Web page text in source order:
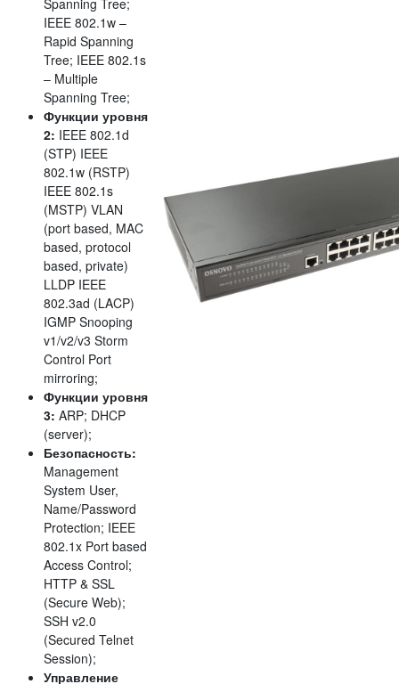
Spanning Tree;
IEEE 802.1w –
Rapid Spanning
Tree; IEEE 802.1s
– Multiple
Spanning Tree;
Функции уровня
2: IEEE 802.1d
(STP) IEEE
802.1w (RSTP)
IEEE 802.1s
(MSTP) VLAN
(port based, MAC
based, protocol
based, private)
LLDP IEEE
802.3ad (LACP)
IGMP Snooping
v1/v2/v3 Storm
Control Port
mirroring;
Функции уровня
3: ARP; DHCP
(server);
Безопасность:
Management
System User,
Name/Password
Protection; IEEE
802.1x Port based
Access Control;
HTTP & SSL
(Secure Web);
SSH v2.0
(Secured Telnet
Session);
Управление